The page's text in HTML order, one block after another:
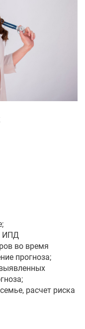
ИПД
во время
прогноза;
расчет риска